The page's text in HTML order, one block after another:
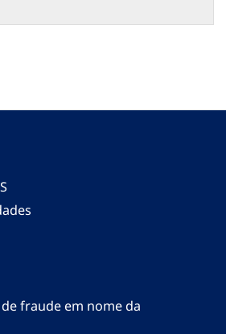
fraude em nome da